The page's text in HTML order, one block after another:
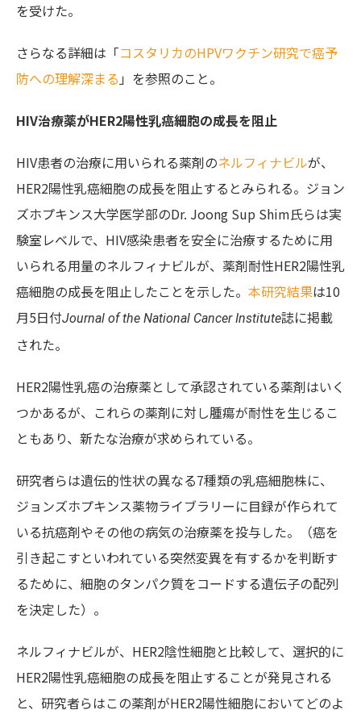
を受けた。
さらなる詳細は「コスタリカのHPVワクチン研究で癌予
防への理解深まる 」を参照のこと。
HIV治療薬がHER2陽性乳癌細胞の成長を阻止
HIV患者の治療に用いられる薬剤のネルフィナビルが、
HER2陽性乳癌細胞の成長を阻止するとみられる。ジョン
ズホプキンス大学医学部のDr. Joong Sup Shim氏らは実
験室レベルで、HIV感染患者を安全に治療するために用
いられる用量のネルフィナビルが、薬剤耐性HER2陽性乳
癌細胞の成長を阻止したことを示した。 本研究結果は10
月5日付Journal of the National Cancer Institute誌に掲載
された。
HER2陽性乳癌の治療薬として承認されている薬剤はいく
つかあるが、これらの薬剤に対し腫瘍が耐性を生じるこ
ともあり、新たな治療が求められている。
研究者らは遺伝的性状の異なる7種類の乳癌細胞株に、
ジョンズホプキンス薬物ライブラリーに目録が作られて
いる抗癌剤やその他の病気の治療薬を投与した。（癌を
引き起こすといわれている突然変異を有するかを判断す
るために、細胞のタンパク質をコードする遺伝子の配列
を決定した）。
ネルフィナビルが、HER2陰性細胞と比較して、選択的に
HER2陽性乳癌細胞の成長を阻止することが発見される
と、研究者らはこの薬剤がHER2陽性細胞においてどのよ